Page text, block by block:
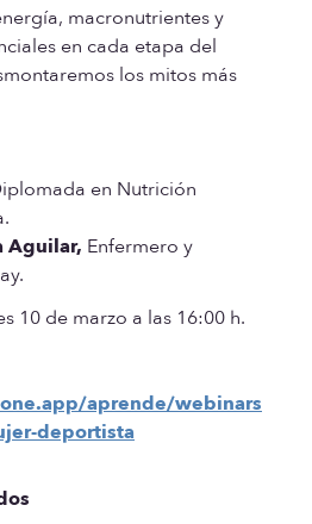
macronutrientes y
en cada etapa del
los mitos más
en Nutrición
Aguilar, Enfermero y
10 de marzo a las 16:00 h.
aprende/webinars
deportista